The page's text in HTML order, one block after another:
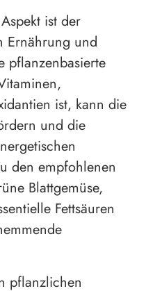
ist der
Ernährung und
pflanzenbasierte
ist, kann die
und die
den empfohlenen
Blattgemüse,
Fettsäuren
pflanzlichen